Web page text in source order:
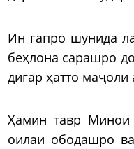
Ин гапро шунида
беҳлона сарашро
дигар ҳатто
Ҳамин тавр Минои
оилаи ободашро